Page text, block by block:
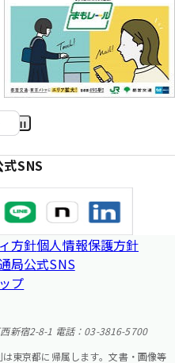
Pa
e
SNS
方針個人情報保護方針
局公式SNS
プ
新宿2-8-1 電話：03-3816-5700
東京都に帰属します。文書・画像等